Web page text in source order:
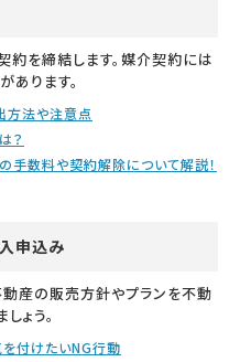
を締結します。媒介契約には
あります。
方法や注意点
？
手数料や契約解除について解説！
申込み
産の販売方針やプランを不動
ょう。
付けたいNG行動